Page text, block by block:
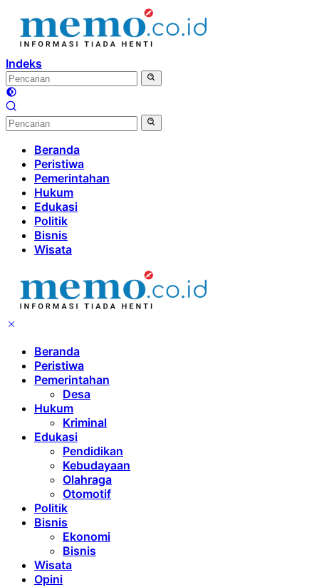
konten
Indeks
Beranda
Peristiwa
Pemerintahan
Hukum
Edukasi
Politik
Bisnis
Wisata
Beranda
Peristiwa
Pemerintahan
Desa
Hukum
Kriminal
Edukasi
Pendidikan
Kebudayaan
Olahraga
Otomotif
Politik
Bisnis
Ekonomi
Bisnis
Wisata
Opini